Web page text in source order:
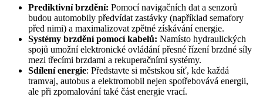
Prediktivní brzdění: Pomocí navigačních dat a senzorů
budou automobily předvídat zastávky (například semafory
před nimi) a maximalizovat zpětné získávání energie.
Systémy brzdění pomocí kabelů: Namísto hydraulických
spojů umožní elektronické ovládání přesné řízení brzdné síly
mezi třecími brzdami a rekuperačními systémy.
Sdílení energie: Představte si městskou síť, kde každá
tramvaj, autobus a elektromobil nejen spotřebovává energii,
ale při zpomalování také část energie vrací.